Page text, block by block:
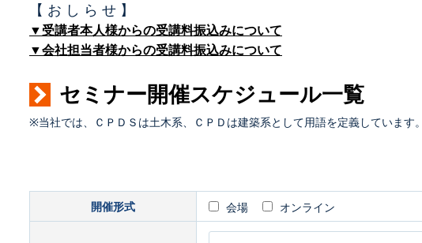
【 お し ら せ 】
▼受講者本人様からの受講料振込みについて
▼会社担当者様からの受講料振込みについて
セミナー開催スケジュール一覧
※当社では、ＣＰＤＳは土木系、ＣＰＤは建築系として用語を定義しています。
開催形式 会場 オンライン